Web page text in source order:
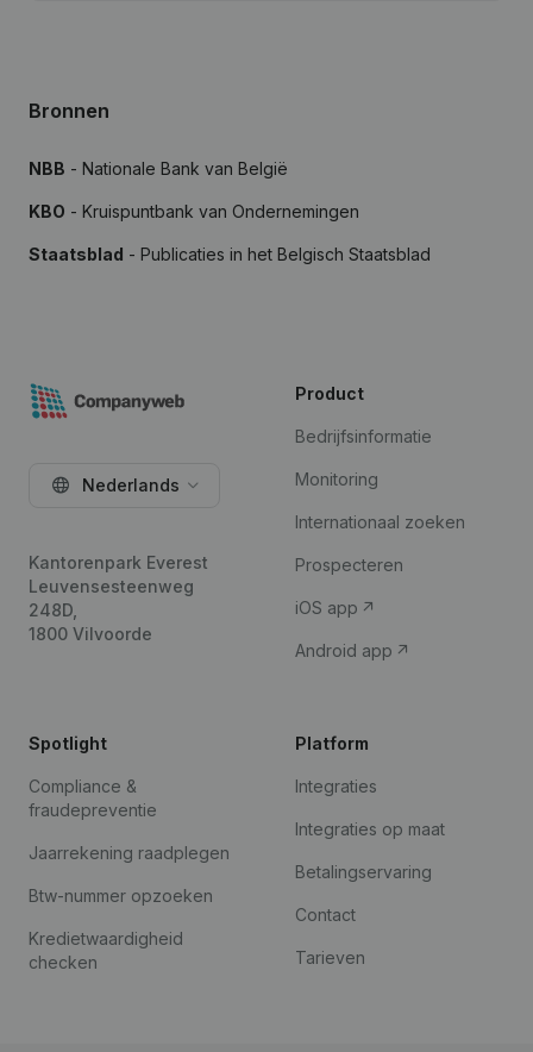
Bronnen
NBB - Nationale Bank van België
KBO - Kruispuntbank van Ondernemingen
Staatsblad - Publicaties in het Belgisch Staatsblad
Nederlands
Kantorenpark Everest
Leuvensesteenweg
248D,
1800 Vilvoorde
Product
Bedrijfsinformatie
Monitoring
Internationaal zoeken
Prospecteren
iOS app
Android app
Spotlight
Compliance &
fraudepreventie
Jaarrekening raadplegen
Btw-nummer opzoeken
Kredietwaardigheid
checken
Platform
Integraties
Integraties op maat
Betalingservaring
Contact
Tarieven